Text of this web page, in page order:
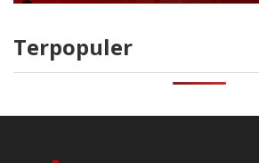
Terpopuler